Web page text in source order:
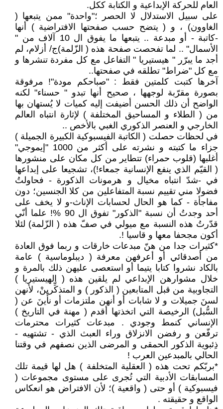
العام للحركة الإبداعية و الكتابة ككل.
على سبيل الاستدلال لا الحصر ؛"واحدة" ممن يتبعها (
الغاوون) ، و ( يتضح حسب صفحتها الافتراضية ) أنها
-كاتبة - أو مبدعة .. يتبعها ما يفوق ال 10 آلاف من "
الأسمال" .. لما تفحصت صفحة هذه ( الزّلمة)ج/ أزلام، لم
أجد ما يبرّر " هيستيريا " التفاعل مع كل مفردة تنشرها و
مع كل "ضراط" تطلقه في صفحتها..
آخرها كتبت كلمتين فقط : "صباحكم مودة"! مرفوقة
بصورة مقرّبة لوجهها ، صحيح أنها تبدو " حسناء" لكنه
الواضح أن ذلك الحسن أضيفت إليه كميات لا يُستهان بها
من ( الطلاء و المساحيق المختلفة ) لإثارة انتباه العالم
الخارجي و العنصر الذكوري الغبي بالأخص ..
في لحظات حصلت ( الكاتبة الفيسبوكية الكبيرة الجميلة )
جزاء ما كتبته و نشرته على أكثر من 1000 "إيموجي"
أغلبها (قلوب حمراء) تتطاير من كل مكان على منشورها
( القيّم الذي ينفع الإنسانية جمعاء!)، تشجيعا على إبداعها
في -شدّ انتباه مخيال و هرمونات الذكورة - فحاولتُ
فضولا مني تقييم نسبة المتفاعلين من كلا الجنسين؛ دون
مفاجأة - كما هو الحال لحسابات الإناث-و لا يخف على
أحد وجدتُ أن نسبة "الذكور" تفوق ال 90 %! علما أنّي
قدّرتُ هذه النسبة مع ميولي في صفّ هذه ( الزّلمة) لئلا
أكون مجحفا معها و قاسيا !.
*كثيرات جدا من هنّ مبدعات خارقات و ربما فوق العادة
من أصدقائي أو أعرفهن معرفة ( ديبلوماسية ) عامة
بالكاد نشروا كتابا يتيما أو استعصى عليهن ذلك بالمرة و
خلال مشوارهن الإبداعي لم يلقين هذه ( الهيستيريا )
التجاوبية من قبل المتابعين ( الذكور ) و المتذكِّرينْ، لأنهن
لسنَ جميلات و لا شابات أو أنهن ملتزمات أو نأَينَ عن (
السُّبل) الرخيصة التي اتخذتها أقدم ( مهنة في التاريخ )
الإنساني كنمط وجودي . مبدعات كثيرات محترمات
ترفّعن و رفضن الانزلاق وراء العبث الذي - تشتهيه -
ذِئبوية الذكور الحمقى و المرضى الذين نصفهم في وقتنا
الحالي بالمبدعين العرب !
*بربّكم تحت هذه ( العقلية المتخلفة ) هل لها قيمة تلك
المسابقات الأدبية التي تُجرى على مستوى مجموعات (
فيسبوكية ) أو حتى ( واقعية )؛ لأن الافتراض هو انعكاس
الواقع و حقيقته .